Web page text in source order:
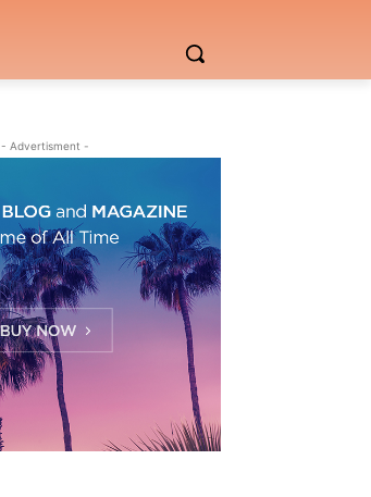
- Advertisment -